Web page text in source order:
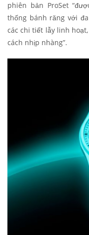
phiên bản ProSet
thống bánh răng với
các chi tiết lẫy linh
cách nhịp nhàng”.